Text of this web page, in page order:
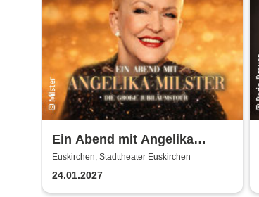
Ein Abend mit Angelika
Milster - Jubiläumstournee
2027
Euskirchen, Stadttheater Euskirchen
24.01.2027